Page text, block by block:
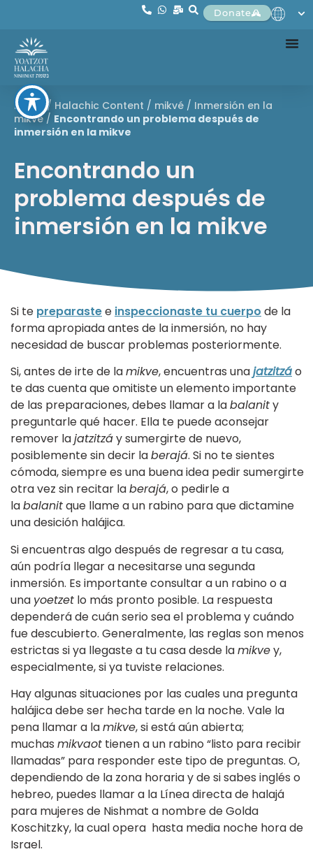
Donate
Home / Halachic Content / mikvé / Inmersión en la
mikvé/ Encontrando un problema después de
inmersión en la mikve
Encontrando un
problema después de
inmersión en la mikve
Si te preparastee inspeccionaste tu cuerpo de la
forma apropiada antes de la inmersión, no hay
necesidad de buscar problemas posteriormente.
Si, antes de irte de lamikve, encuentras unajatzitzáo
te das cuenta que omitiste un elemento importante
de las preparaciones, debes llamar a labalanity
preguntarle qué hacer. Ella te puede aconsejar
remover lajatzitzáy sumergirte de nuevo,
posiblemente sin decir laberajá. Si no te sientes
cómoda, siempre es una buena idea pedir sumergirte
otra vez sin recitar laberajá, o pedirle a
labalanitque llame a un rabino para que dictamine
una desición halájica.
Si encuentras algo después de regresar a tu casa,
aún podría llegar a necesitarse una segunda
inmersión. Es importante consultar a un rabino o a
una yoetzet lo más pronto posible. La respuesta
dependerá de cuán serio sea el problema y cuándo
fue descubierto. Generalmente, las reglas son menos
estrictas si ya llegaste a tu casa desde lamikvey,
especialmente, si ya tuviste relaciones.
Hay algunas situaciones por las cuales una pregunta
halájica debe ser hecha tarde en la noche. Vale la
pena llamar a lamikve, si está aún abierta;
muchas mikvaot tienen a un rabino “listo para recibir
llamadas” para responder este tipo de preguntas. O,
dependiendo de la zona horaria y de si sabes inglés o
hebreo, puedes llamar a la Línea directa de halajá
para mujeres de Nishmat a nombre de Golda
Koschitzky, la cual opera hasta media noche hora de
Israel.